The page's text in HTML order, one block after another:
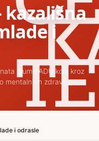
kazališna
i
glume ADU koja kroz
mentalnom zdravlju,
i odrasle